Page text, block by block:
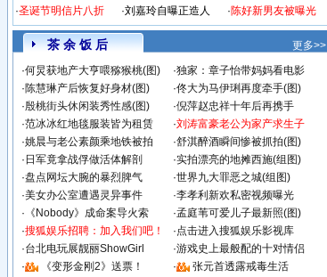
·圣诞节明信片八折
·刘嘉玲自曝正造人
·陈好新男友被曝光
茶 余 饭 后
更多>>
·何炅获地产大亨喂猕猴桃(图) ·独家：章子怡带妈妈看电影
·陈慧琳产后恢复好身材(图) ·佟大为马伊琍再度牵手(图)
·殷桃街头休闲装秀性感(图) ·倪萍赵忠祥十年后再携手
·范冰冰红地毯服装皆为租赁 ·刘涛富豪老公为家产求生子
·姚晨与老公素颜乘地铁被拍 ·舒淇醉酒瞬间惨被抓拍(图)
· 日军竟拿战俘做活体解剖 ·实拍漂亮的地摊西施(组图)
·盘点网坛大腕的暴烈脾气 ·世界九大罪恶之城(组图)
·美女办公室遭遇灵异事件 ·李孝利新欢私密视频曝光
· 《Nobody》成命案导火索 ·孟庭苇可爱儿子最新照(图)
·搜狐娱乐招聘：加入我们吧！ ·点击进入搜狐娱乐影视库
·台北电玩展靓丽ShowGirl ·游戏史上最般配的十对情侣
·
《变形金刚2》送票！ ·
张元首透露戒毒生活